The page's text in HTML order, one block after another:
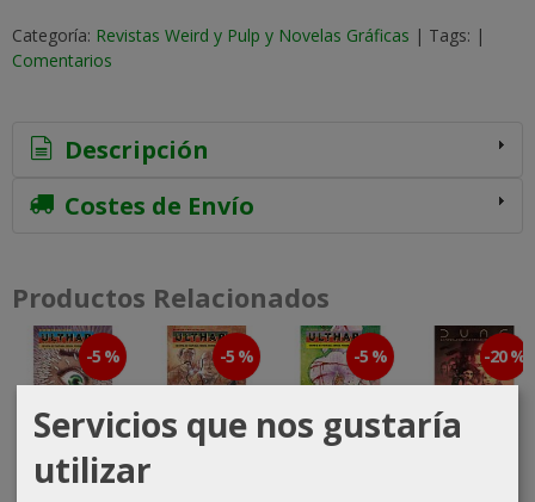
Categoría: Revistas Weird y Pulp y Novelas Gráficas | Tags: |
Comentarios
Descripción
Costes de Envío
Productos Relacionados
-5 %
Revista
-5 % -5 % -20 %
Servicios que nos gustaría
utilizar